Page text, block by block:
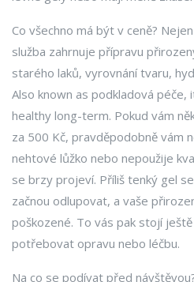
Co všechno má být v ceně?
služba zahrnuje přípravu
starého laků, vyrovnání tvaru,
Also known as podkladová péče,
healthy long-term. Pokud vám
za 500 Kč, pravděpodobně vám
nehtové lůžko nebo nepoužije
se brzy projeví. Příliš tenký gel
začnou odlupovat, a vaše
poškozené. To vás pak stojí
potřebovat opravu nebo léčbu.
Na co se podívat před